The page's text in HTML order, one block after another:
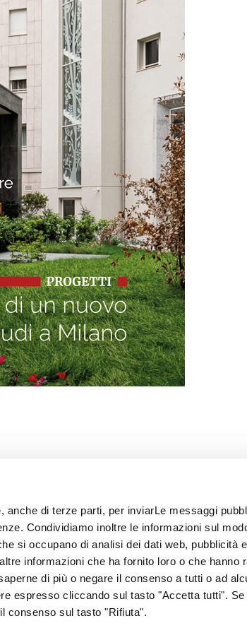
di terze parti, per inviarLe messaggi
Condividiamo inoltre le informazioni sul
si occupano di analisi dei dati web, pubblicità
informazioni che ha fornito loro o che hanno
di più o negare il consenso a tutti o ad
espresso cliccando sul tasto "Accetta tutti". Se
consenso sul tasto "Rifiuta".